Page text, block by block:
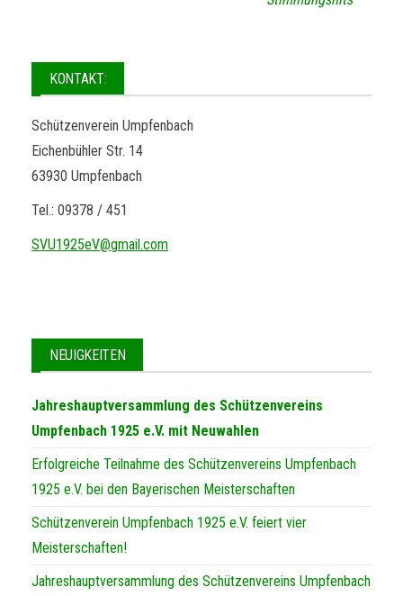
KONTAKT:
Schützenverein Umpfenbach
Eichenbühler Str. 14
63930 Umpfenbach
Tel.: 09378 / 451
SVU1925eV@gmail.com
NEUIGKEITEN
Jahreshauptversammlung des Schützenvereins
Umpfenbach 1925 e.V. mit Neuwahlen
Erfolgreiche Teilnahme des Schützenvereins Umpfenbach
1925 e.V. bei den Bayerischen Meisterschaften
Schützenverein Umpfenbach 1925 e.V. feiert vier
Meisterschaften!
Jahreshauptversammlung des Schützenvereins Umpfenbach